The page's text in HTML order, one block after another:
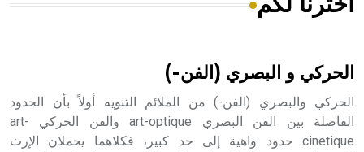
هل تعلم أن الأبسيد كلمة فرنسية اللفظ تم اعتمادها مصطلحاً
- هل تعلم أن أبجر Abgar اسم معروف جيداً يعود إلى عدد من
الحركي و البصري (الفن-)
الحركي والبصري (الفن-) من الملائم التنويه أولاً بأن الحدود
الفاصلة بين الفن البصري art-optique والفن الحركي art-
cinetique حدود واهية إلى حد كبير، فكلاهما يحملان الإرث